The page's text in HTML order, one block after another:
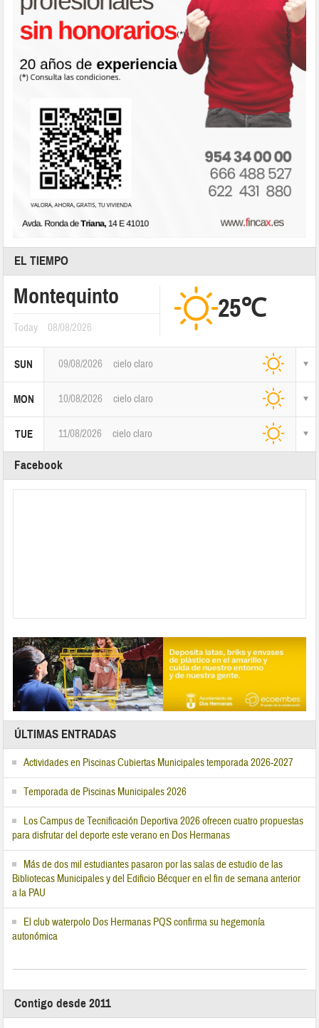
EL TIEMPO
Montequinto
Today 08/08/2026
25℃
SUN 09/08/2026 cielo claro
MON 10/08/2026 cielo claro
TUE 11/08/2026 cielo claro
Facebook
ÚLTIMAS ENTRADAS
Actividades en Piscinas Cubiertas Municipales temporada 2026-2027
Temporada de Piscinas Municipales 2026
Los Campus de Tecnificación Deportiva 2026 ofrecen cuatro propuestas
para disfrutar del deporte este verano en Dos Hermanas
Más de dos mil estudiantes pasaron por las salas de estudio de las
Bibliotecas Municipales y del Edificio Bécquer en el fin de semana anterior
a la PAU
El club waterpolo Dos Hermanas PQS confirma su hegemonía
autonómica
Contigo desde 2011